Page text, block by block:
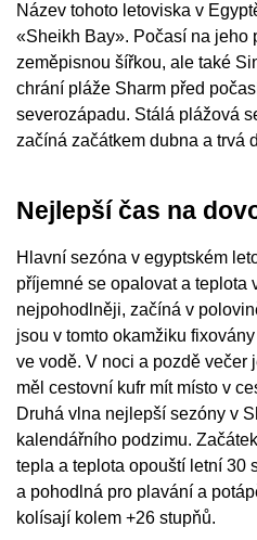
Název tohoto letoviska v
«Sheikh Bay». Počasí na jeho
zeměpisnou šířkou, ale také
chrání pláže Sharm před
severozápadu. Stálá plážová
začíná začátkem dubna a trvá
Nejlepší čas na
Hlavní sezóna v egyptském
příjemné se opalovat a teplota
nejpohodlněji, začíná v
jsou v tomto okamžiku
ve vodě. V noci a pozdě večer
měl cestovní kufr mít místo v
Druhá vlna nejlepší sezóny v
kalendářního podzimu.
tepla a teplota opouští letní 30
a pohodlná pro plavání a
kolísají kolem +26 stupňů.